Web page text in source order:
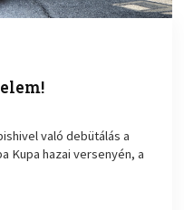
való debütálás a
Kupa hazai versenyén, a